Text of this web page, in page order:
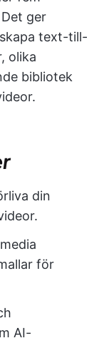
ger
text-till-
olika
bibliotek
din
för
AI-